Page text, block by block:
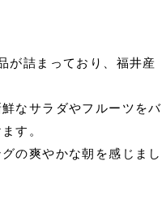
が詰まっており、福井産
なサラダやフルーツをバ
す。
の爽やかな朝を感じまし